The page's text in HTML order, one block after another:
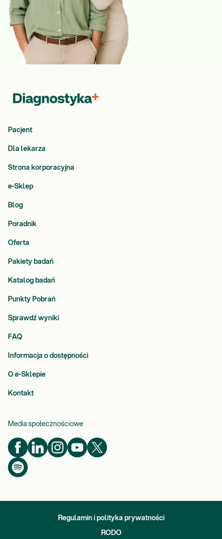
Pacjent
Dla lekarza
Strona korporacyjna
e-Sklep
Blog
Poradnik
Oferta
Pakiety badań
Katalog badań
Punkty Pobrań
Sprawdź wyniki
FAQ
Informacja o dostępności
O e-Sklepie
Kontakt
Media społecznościowe
Regulamin i polityka prywatności
RODO